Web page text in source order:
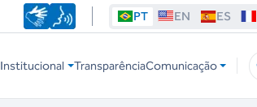
PT EN ES
Institucional TransparênciaComunicação